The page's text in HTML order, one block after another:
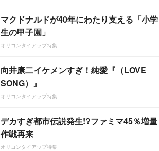
マクドナルドが40年にわたり支える「小学
生の甲子園」
オリコンタイアップ特集
向井康二イケメンすぎ！純愛『（LOVE
SONG）』
オリコンタイアップ特集
デカすぎ都市伝説発生!?ファミマ45％増量
作戦再来
オリコンタイアップ特集